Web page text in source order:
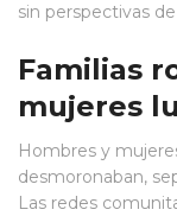
sin perspectivas
Familias
mujeres
Hombres y
desmoronaban,
Las redes